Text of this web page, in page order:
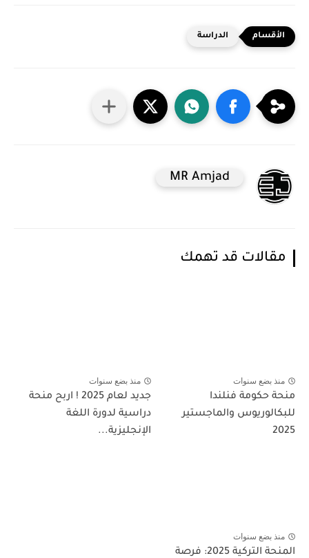
الدراسة
MR Amjad
مقالات قد تهمك
منذ بضع سنوات
منحة حكومة فنلندا
للبكالوريوس والماجستير
2025
منذ بضع سنوات
جديد لعام 2025 ! اربح منحة
دراسية لدورة اللغة
الإنجليزية...
منذ بضع سنوات
المنحة التركية 2025: فرصة